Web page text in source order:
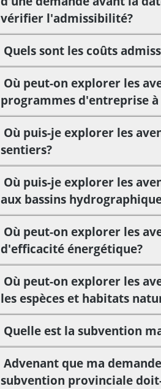
vérifier l'admissibilité?
Quels sont les coûts
Où peut-on explorer les
programmes d'entreprise
Où puis-je explorer les
sentiers?
Où puis-je explorer les
aux bassins
Où peut-on explorer les
d'efficacité énergétique?
Où peut-on explorer les
les espèces et habitats
Quelle est la subvention
Advenant que ma
subvention provinciale